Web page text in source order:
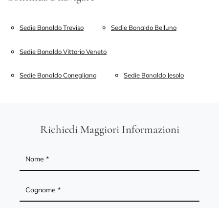
Sedie Bonaldo Treviso Sedie Bonaldo Belluno
Sedie Bonaldo Vittorio Veneto
Sedie Bonaldo Conegliano Sedie Bonaldo Jesolo
Richiedi Maggiori Informazioni